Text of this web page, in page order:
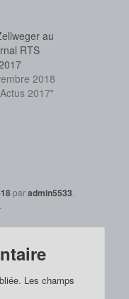
au
RTS
2018
2017"
paradmin5533
Les champs